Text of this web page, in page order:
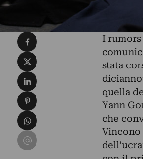
I rumors
stata
quella
Yann
che
Condividi su Facebook
Condividi su X
Condividi su LinkedIn
Condividi su Pinterest
Condividi su WhatsApp
Condividi su Email